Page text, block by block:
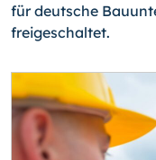
für deutsche
freigeschaltet.